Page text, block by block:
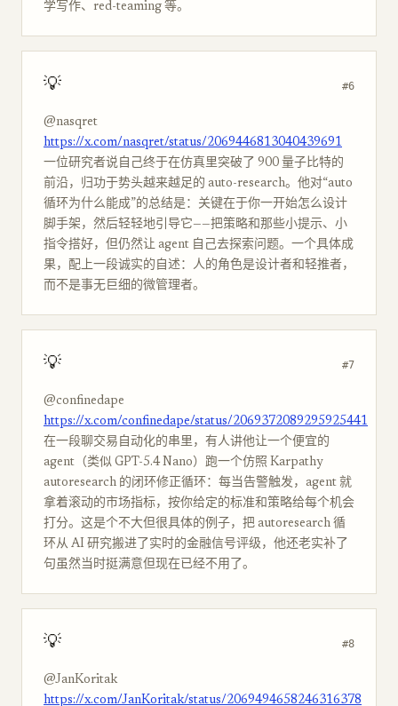
学写作、red-teaming 等。
💡 #6
@nasqret
https://x.com/nasqret/status/2069446813040439691
一位研究者说自己终于在仿真里突破了 900 量子比特的
前沿，归功于势头越来越足的 auto-research。他对“auto
循环为什么能成”的总结是：关键在于你一开始怎么设计
脚手架，然后轻轻地引导它——把策略和那些小提示、小
指令搭好，但仍然让 agent 自己去探索问题。一个具体成
果，配上一段诚实的自述：人的角色是设计者和轻推者，
而不是事无巨细的微管理者。
💡 #7
@confinedape
https://x.com/confinedape/status/2069372089295925441
在一段聊交易自动化的串里，有人讲他让一个便宜的
agent（类似 GPT-5.4 Nano）跑一个仿照 Karpathy
autoresearch 的闭环修正循环：每当告警触发，agent 就
拿着滚动的市场指标，按你给定的标准和策略给每个机会
打分。这是个不大但很具体的例子，把 autoresearch 循
环从 AI 研究搬进了实时的金融信号评级，他还老实补了
句虽然当时挺满意但现在已经不用了。
💡 #8
@JanKoritak
https://x.com/JanKoritak/status/2069494658246316378